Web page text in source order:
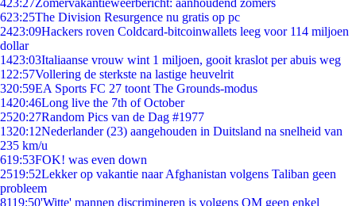
423:27Zomervakantieweerbericht: aanhoudend zomers
623:25The Division Resurgence nu gratis op pc
2423:09Hackers roven Coldcard-bitcoinwallets leeg voor 114 miljoen
dollar
1423:03Italiaanse vrouw wint 1 miljoen, gooit kraslot per abuis weg
1 22:57Vollering de sterkste na lastige heuvelrit
320:59EA Sports FC 27 toont The Grounds-modus
1420:46Long live the 7th of October
2520:27Random Pics van de Dag #1977
1320:12Nederlander (23) aangehouden in Duitsland na snelheid van
235 km/u
619:53FOK! was even down
2519:52Lekker op vakantie naar Afghanistan volgens Taliban geen
probleem
8119:50'Witte' mannen discrimineren is volgens OM geen enkel